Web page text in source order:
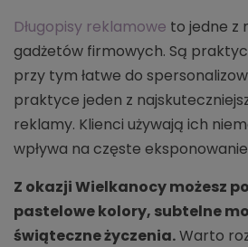
Długopisy reklamowe to jedne z
gadżetów firmowych. Są
przy tym łatwe do
praktyce jeden z
reklamy. Klienci używają ich
wpływa na częste
Z okazji Wielkanocy możesz
pastelowe kolory, subtelne
świąteczne życzenia.Warto